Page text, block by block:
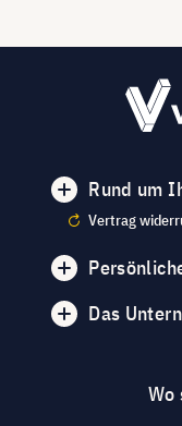
Rund um
Vertrag
Das
Wo